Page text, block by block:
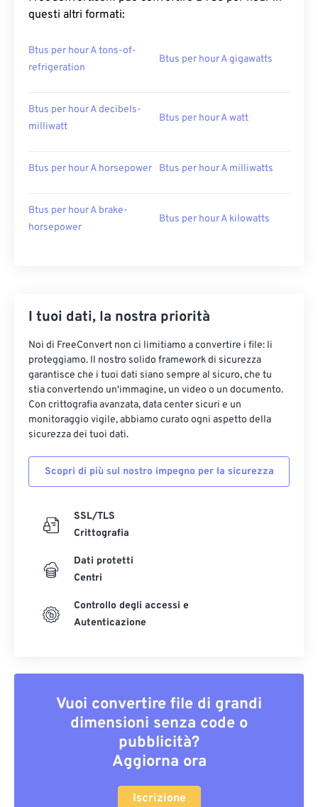
questi altri formati:
Btus per hour A tons-of-
refrigeration
Btus per hour A gigawatts
Btus per hour A decibels-
milliwatt
Btus per hour A watt
Btus per hour A horsepower Btus per hour A milliwatts
Btus per hour A brake-
horsepower
Btus per hour A kilowatts
I tuoi dati, la nostra priorità
Noi di FreeConvert non ci limitiamo a convertire i file: li
proteggiamo. Il nostro solido framework di sicurezza
garantisce che i tuoi dati siano sempre al sicuro, che tu
stia convertendo un'immagine, un video o un documento.
Con crittografia avanzata, data center sicuri e un
monitoraggio vigile, abbiamo curato ogni aspetto della
sicurezza dei tuoi dati.
Scopri di più sul nostro impegno per la sicurezza
SSL/TLS
Crittografia
Dati protetti
Centri
Controllo degli accessi e
Autenticazione
Vuoi convertire file di grandi
dimensioni senza code o
pubblicità?
Aggiorna ora
Iscrizione